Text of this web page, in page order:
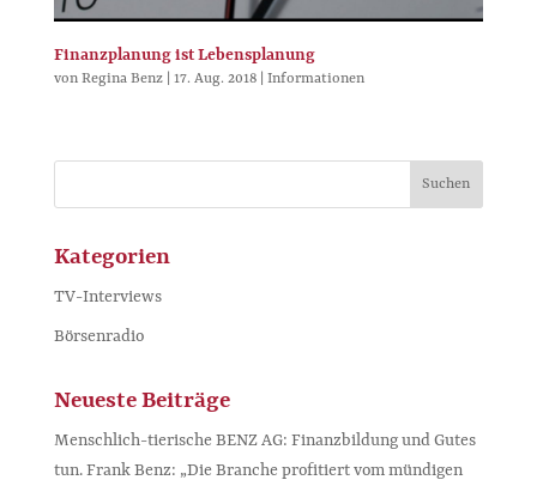
Finanzplanung ist Lebensplanung
von Regina Benz| 17. Aug. 2018| Informationen
Kategorien
TV-Interviews
Börsenradio
Neueste Beiträge
Menschlich-tierische BENZ AG: Finanzbildung und Gutes
tun. Frank Benz: „Die Branche profitiert vom mündigen